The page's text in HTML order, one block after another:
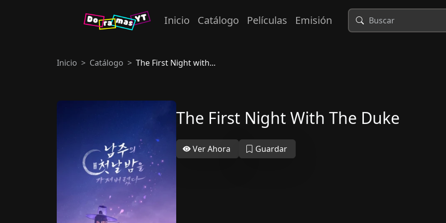
Inicio Catálogo Películas Emisión
Inicio Catálogo The First Night with...
The First Night With The Duke
Ver Ahora Guardar